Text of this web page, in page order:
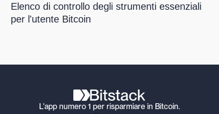
Elenco di controllo degli strumenti essenziali
per l'utente Bitcoin
L'app numero 1 per risparmiare in Bitcoin.